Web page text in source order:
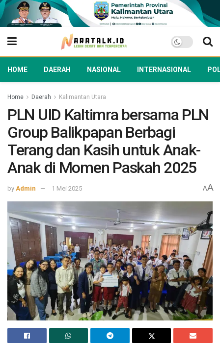
HOME DAERAH NASIONAL INTERNASIONAL
Home Daerah Kalimantan Utara
PLN UID Kaltimra bersama PLN
Group Balikpapan Berbagi
Terang dan Kasih untuk Anak-
Anak di Momen Paskah 2025
by Admin 1 Mei 2025 AA